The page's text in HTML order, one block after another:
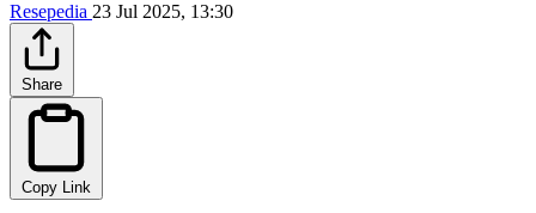
Resepedia 23 Jul 2025, 13:30
Share
Copy Link